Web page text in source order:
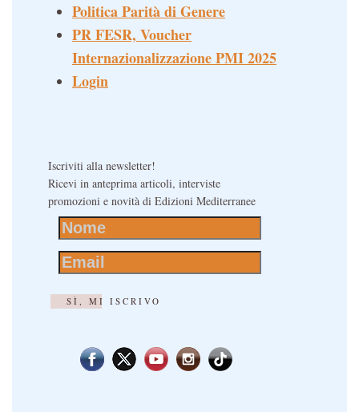
Politica Parità di Genere
PR FESR, Voucher
Internazionalizzazione PMI 2025
Login
Iscriviti alla newsletter!
Ricevi in anteprima articoli, interviste
promozioni e novità di Edizioni Mediterranee
SÌ, MI ISCRIVO